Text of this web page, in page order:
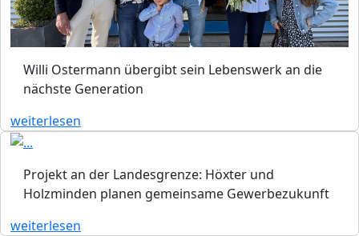
Willi Ostermann übergibt sein Lebenswerk an die
nächste Generation
weiterlesen
Projekt an der Landesgrenze: Höxter und
Holzminden planen gemeinsame Gewerbezukunft
weiterlesen